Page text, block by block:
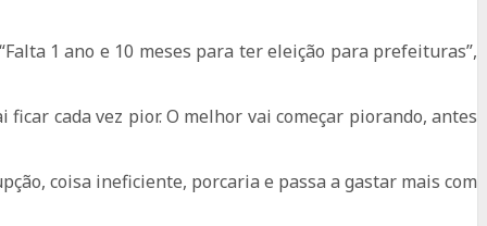
1 ano e 10 meses para ter eleição para prefeituras”,
cada vez pior. O melhor vai começar piorando, antes
coisa ineficiente, porcaria e passa a gastar mais com